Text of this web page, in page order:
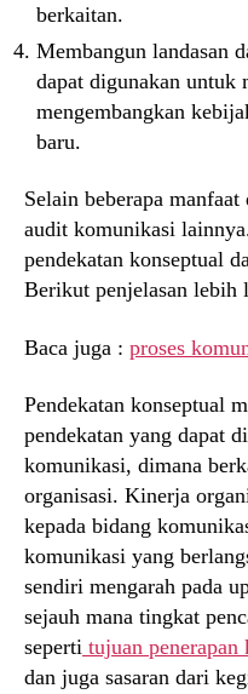
berkaitan.
Membangun landasan
dapat digunakan untuk
mengembangkan
baru.
Selain beberapa
audit komunikasi
pendekatan konseptual
Berikut penjelasan lebih
Baca juga : proses
Pendekatan konseptual
pendekatan yang dapat
komunikasi, dimana
organisasi. Kinerja
kepada bidang
komunikasi yang
sendiri mengarah pada
sejauh mana tingkat
seperti tujuan
dan juga sasaran dari